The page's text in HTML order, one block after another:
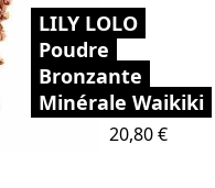
LILY LOLO
Poudre
Bronzante
Minérale Waikiki
Prix
20,80 €